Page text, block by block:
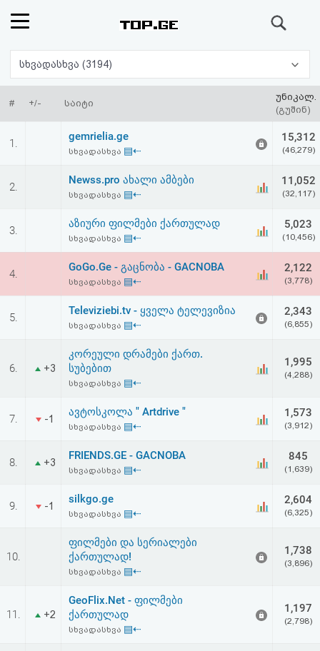
რეიტინგი
(მთავარი)
ფოსტა
ავტორიზაცია
რეგისტრაცია
პაროლის
აღდგენა
HTML
სალიცენზიო
შეთანხმება
პასუხისმგებლობის
უარყოფა
სხვადასხვა (3194)
# +/- საიტი
უნიკალ.
(გუშინ)
1.
gemrielia.ge
სხვადასხვა ▤⇠
15,312
(46,279)
2.
Newss.pro ახალი ამბები
სხვადასხვა ▤⇠
11,052
(32,117)
3.
აზიური ფილმები ქართულად
სხვადასხვა ▤⇠
5,023
(10,456)
4.
GoGo.Ge - გაცნობა - GACNOBA
სხვადასხვა ▤⇠
2,122
(3,778)
5.
Televiziebi.tv - ყველა ტელევიზია
სხვადასხვა ▤⇠
2,343
(6,855)
6. +3
კორეული დრამები ქართ.
სუბებით
სხვადასხვა ▤⇠
1,995
(4,288)
7. -1
ავტოსკოლა " Artdrive "
სხვადასხვა ▤⇠
1,573
(3,912)
8. +3
FRIENDS.GE - GACNOBA
სხვადასხვა ▤⇠
845
(1,639)
9. -1
silkgo.ge
სხვადასხვა ▤⇠
2,604
(6,325)
10.
ფილმები და სერიალები
ქართულად!
სხვადასხვა ▤⇠
1,738
(3,896)
11. +2
GeoFlix.Net - ფილმები
ქართულად
სხვადასხვა ▤⇠
1,197
(2,798)